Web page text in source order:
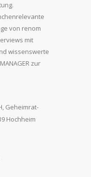
von renom
mit
wissenswerte
zur
Geheimrat-
Hochheim